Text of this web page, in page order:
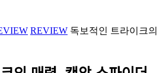
REVIEW 독보적인 트라이크의